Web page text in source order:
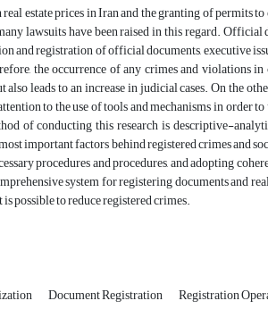
real estate prices in Iran and the granting of
lawsuits have been raised in this regard.
and registration of official documents, executive
the occurrence of any crimes and violations
leads to an increase in judicial cases. On the
to the use of tools and mechanisms in
of conducting this research is descriptive-
important factors behind registered crimes and
procedures and procedures, and adopting
system for registering documents and
possible to reduce registered crimes.
Document Registration Registration